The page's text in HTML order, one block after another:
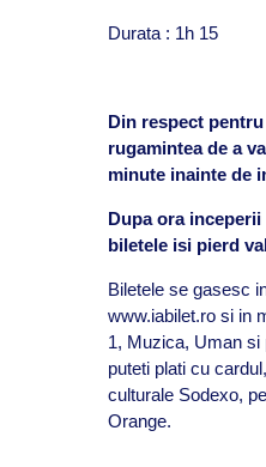
Durata : 1h 15
Din respect
rugamintea de a
minute inainte de
Dupa ora
biletele isi pierd
Biletele se gasesc
www.iabilet.ro si in
1, Muzica, Uman si
puteti plati cu
culturale Sodexo,
Orange.